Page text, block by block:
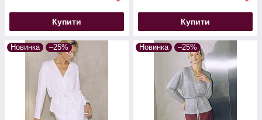
Купити Купити
Новинка –25% Новинка –25%